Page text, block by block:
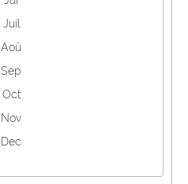
Juil
Aoû
Sep
Oct
Nov
Dec